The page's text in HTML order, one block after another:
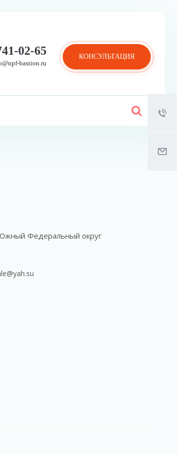
02-65
bastion.ru
КОНСУЛЬТАЦИЯ
Федеральный округ